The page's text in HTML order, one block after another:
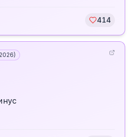
414
)